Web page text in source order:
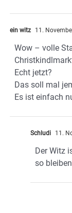
ein witz 11.
Wow – volle
Echt jetzt?
Das soll mal
Es ist einfach
Schludi 11.
Der Witz
so